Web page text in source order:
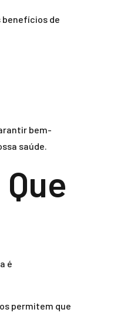
benefícios de
bem-
saúde.
é
permitem que